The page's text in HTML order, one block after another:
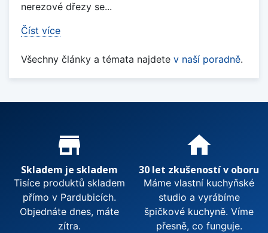
nerezové dřezy se...
Číst více
Všechny články a témata najdete v naší poradně.
Proč nakupovat u nás?
store_mall_directory
Skladem je skladem
Tisíce produktů skladem
přímo v Pardubicích.
Objednáte dnes, máte
zítra.
home
30 let zkušeností v oboru
Máme vlastní kuchyňské
studio a vyrábíme
špičkové kuchyně. Víme
přesně, co funguje.